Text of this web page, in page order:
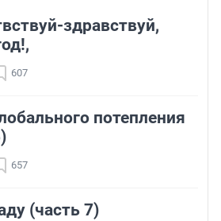
здравствуй,
607
потепления
657
(часть 7)